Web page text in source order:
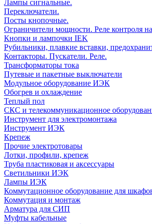
Лампы сигнальные.
Переключатели.
Посты кнопочные.
Ограничители мощности. Реле контроля
Кнопки и лампочки IEK
Рубильники, плавкие вставки,
Контакторы. Пускатели. Реле.
Трансформаторы тока
Путевые и пакетные выключатели
Модульное оборудование ИЭК
Обогрев и охлаждение
Теплый пол
СКС и телекоммуникационное
Инструмент для электромонтажа
Инструмент ИЭК
Крепеж
Прочие электротовары
Лотки, профили, крепеж
Труба пластиковая и аксессуары
Светильники ИЭК
Лампы ИЭК
Коммутационное оборудование для
Коммутация и монтаж
Арматура для СИП
Муфты кабельные